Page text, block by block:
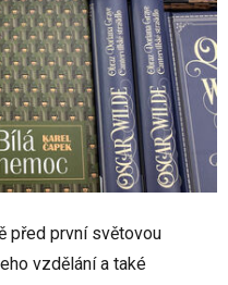
před první světovou
vzdělání a také